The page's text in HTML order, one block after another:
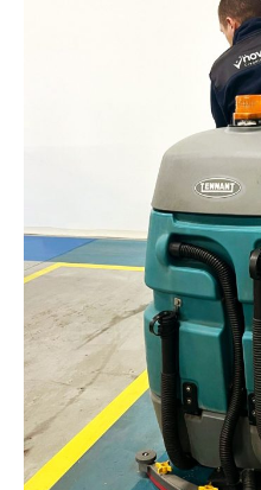
Join our
SUBSCRIBERS
conversation.